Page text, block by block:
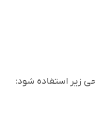
زیر استفاده شود: